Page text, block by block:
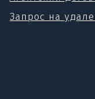
Запрос на